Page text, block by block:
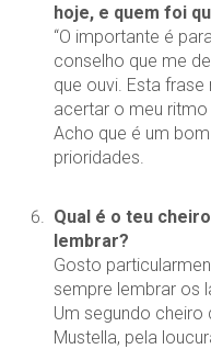
hoje, e quem foi
“O importante é
conselho que me
que ouvi. Esta
acertar o meu
Acho que é um
prioridades.
Qual é o teu
lembrar?
Gosto
sempre lembrar os
Um segundo
Mustella, pela